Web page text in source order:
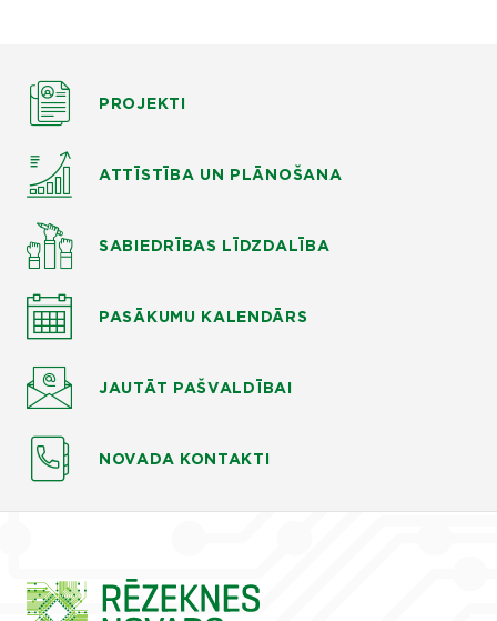
PROJEKTI
ATTĪSTĪBA UN PLĀNOŠANA
SABIEDRĪBAS LĪDZDALĪBA
PASĀKUMU KALENDĀRS
JAUTĀT PAŠVALDĪBAI
NOVADA KONTAKTI